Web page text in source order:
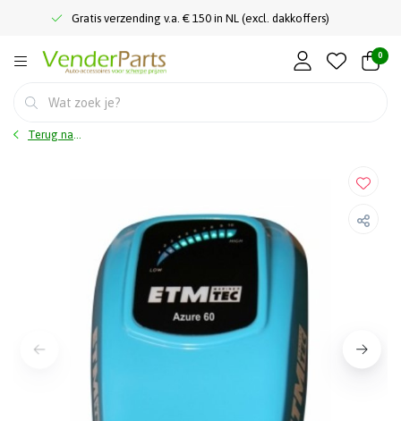
Gratis verzending v.a. € 150 in NL (excl. dakkoffers)
0
Terug naar home